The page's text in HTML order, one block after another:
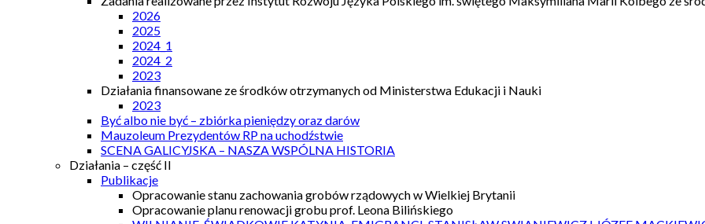
2026
2025
2024_1
2024_2
2023
Działania finansowane ze środków otrzymanych od Ministerstwa Edukacji i Nauki
2023
Być albo nie być – zbiórka pieniędzy oraz darów
Mauzoleum Prezydentów RP na uchodźstwie
SCENA GALICYJSKA – NASZA WSPÓLNA HISTORIA
Działania – część II
Publikacje
Opracowanie stanu zachowania grobów rządowych w Wielkiej Brytanii
Opracowanie planu renowacji grobu prof. Leona Bilińskiego